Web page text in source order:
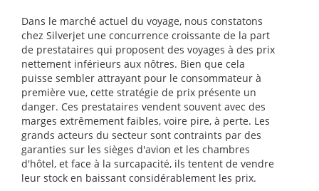
Dans le marché actuel du voyage, nous constatons
chez Silverjet une concurrence croissante de la part
de prestataires qui proposent des voyages à des prix
nettement inférieurs aux nôtres. Bien que cela
puisse sembler attrayant pour le consommateur à
première vue, cette stratégie de prix présente un
danger. Ces prestataires vendent souvent avec des
marges extrêmement faibles, voire pire, à perte. Les
grands acteurs du secteur sont contraints par des
garanties sur les sièges d'avion et les chambres
d'hôtel, et face à la surcapacité, ils tentent de vendre
leur stock en baissant considérablement les prix.